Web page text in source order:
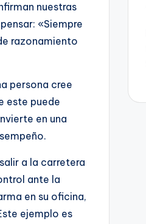
nuestras
«Siempre
razonamiento
persona cree
este puede
en una
a la carretera
ante la
en su oficina,
ejemplo es